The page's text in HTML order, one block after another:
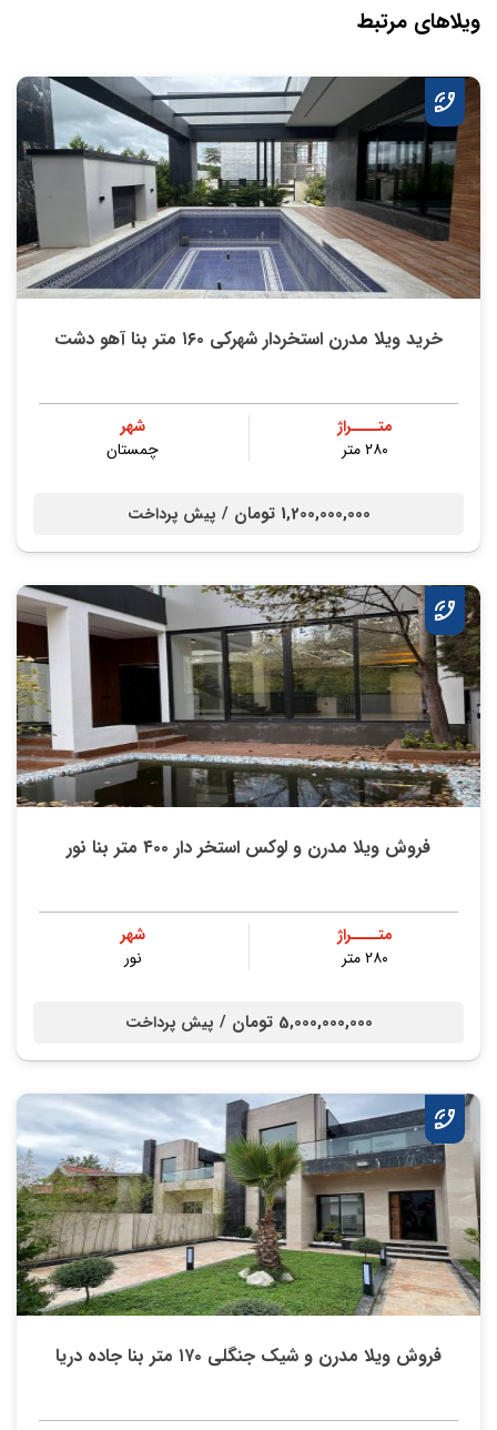
ویلاهای مرتبط
خرید ویلا مدرن استخردار شهرکی ۱۶۰ متر بنا آهو دشت
متــــراژ
۲۸۰ متر
شهر
چمستان
1,200,000,000 تومان / پیش پرداخت
فروش ویلا مدرن و لوکس استخر دار ۴۰۰ متر بنا نور
متــــراژ
۲۸۰ متر
شهر
نور
5,000,000,000 تومان / پیش پرداخت
فروش ویلا مدرن و شیک جنگلی ۱۷۰ متر بنا جاده دریا